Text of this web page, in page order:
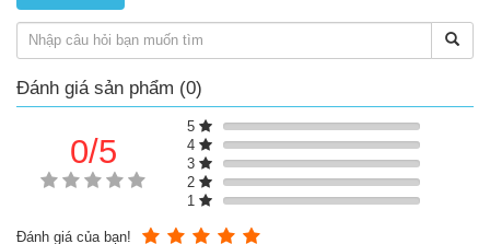
Hỗ trợ giảm tác hại của đồ uống có cồn đối với cơ thể
Hỗ trợ nhanh lành vết thương, điều hòa nội tiết, thanh lọc và
tăng cường sức khỏe
Hỗ trợ cân bằng nội tiết, làm đẹp da
Trong 1 chai 100ml chứa:
1520mg tinh chất nghệ
700mg Ala.nin và Orni.thine
Đánh giá sản phẩm (0)
0/5
5
4
3
2
1
Đánh giá của bạn!